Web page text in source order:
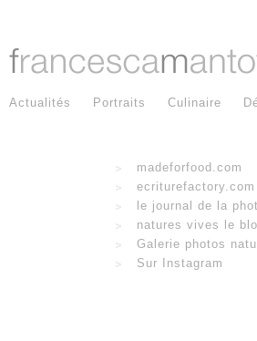
Actualités Portraits Culinaire
madeforfood.com
ecriturefactory.com
le journal de la
natures vives le
Galerie photos
Sur Instagram